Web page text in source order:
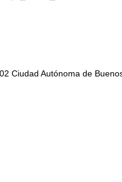
Ciudad Autónoma de